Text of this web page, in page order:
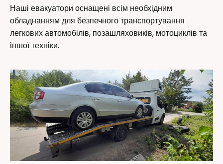
Наші евакуатори оснащені всім необхідним
обладнанням для безпечного транспортування
легкових автомобілів, позашляховиків, мотоциклів та
іншої техніки.